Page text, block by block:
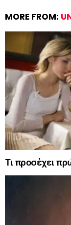
MORE FROM:
Τι προσέχει